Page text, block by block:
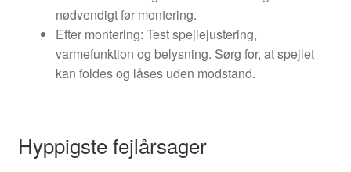
nødvendigt før montering.
Efter montering: Test spejlejustering,
varmefunktion og belysning. Sørg for, at spejlet
kan foldes og låses uden modstand.
Hyppigste fejlårsager